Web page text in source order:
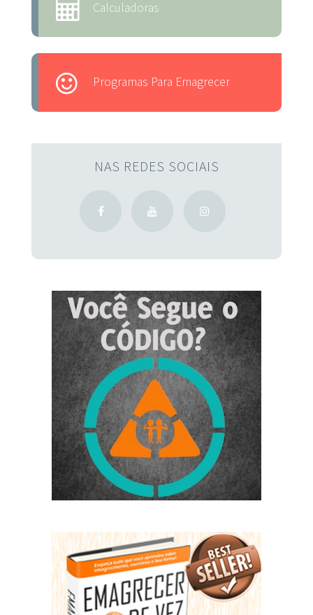
Calculadoras
Programas Para Emagrecer
NAS REDES SOCIAIS